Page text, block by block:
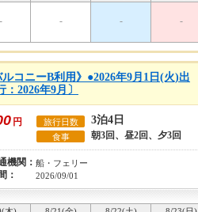
- - - -
コニーB利用》●2026年9月1日(火)出
2026年9月〕
円 旅行日数 3泊4日
食事 朝3回、昼2回、夕3回
機関： 船・フェリー
： 2026/09/01